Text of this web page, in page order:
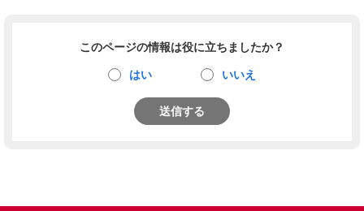
このページの情報は役に立ちましたか？
はい いいえ
送信する